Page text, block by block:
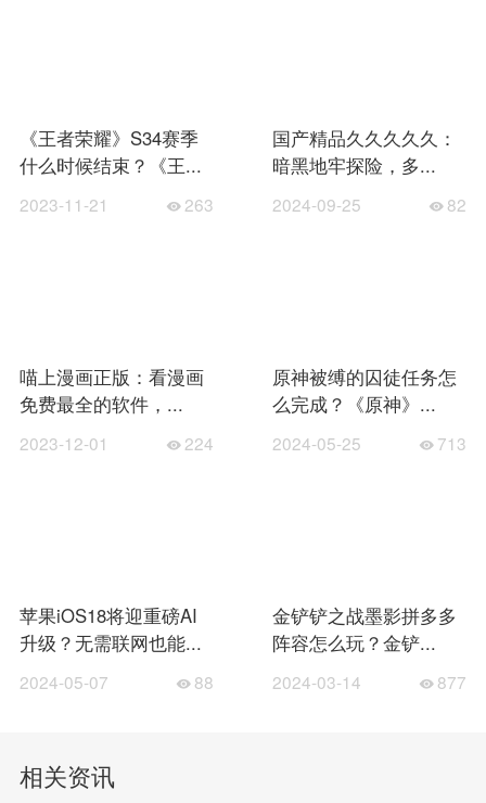
《王者荣耀》S34赛季
什么时候结束？《王...
2023-11-21 263
国产精品久久久久久：
暗黑地牢探险，多...
2024-09-25 82
喵上漫画正版：看漫画
免费最全的软件，...
2023-12-01 224
原神被缚的囚徒任务怎
么完成？《原神》...
2024-05-25 713
苹果iOS18将迎重磅AI
升级？无需联网也能...
2024-05-07 88
金铲铲之战墨影拼多多
阵容怎么玩？金铲...
2024-03-14 877
相关资讯